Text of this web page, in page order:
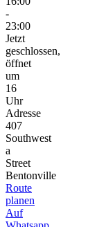
-
23:00
Jetzt
geschlossen,
öffnet
um
16
Uhr
Adresse
407
Southwest
a
Street
Bentonville
Route
planen
Auf